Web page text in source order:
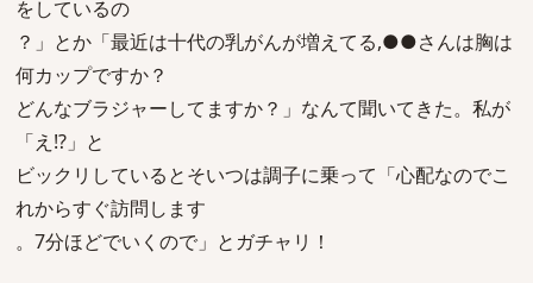
をしているの
？」とか「最近は十代の乳がんが増えてる,●●さんは胸は
何カップですか？
どんなブラジャーしてますか？」なんて聞いてきた。私が
「え!?」と
ビックリしているとそいつは調子に乗って「心配なのでこ
れからすぐ訪問します
。7分ほどでいくので」とガチャリ！